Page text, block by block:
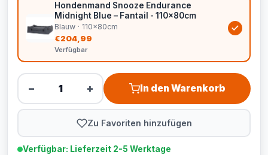
Hondenmand Snooze Endurance
Midnight Blue – Fantail - 110x80cm
Blauw · 110x80cm
€204,99
Verfügbar
− + In den Warenkorb
Zu Favoriten hinzufügen
Verfügbar: Lieferzeit 2-5 Werktage